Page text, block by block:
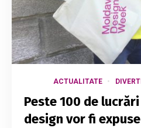
ACTUALITATE
Peste 100 de
design vor fi